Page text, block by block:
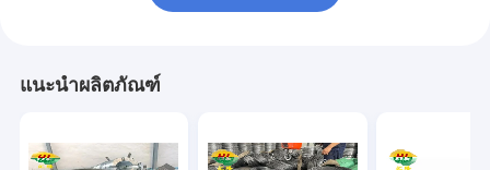
แนะนำผลิตภัณฑ์